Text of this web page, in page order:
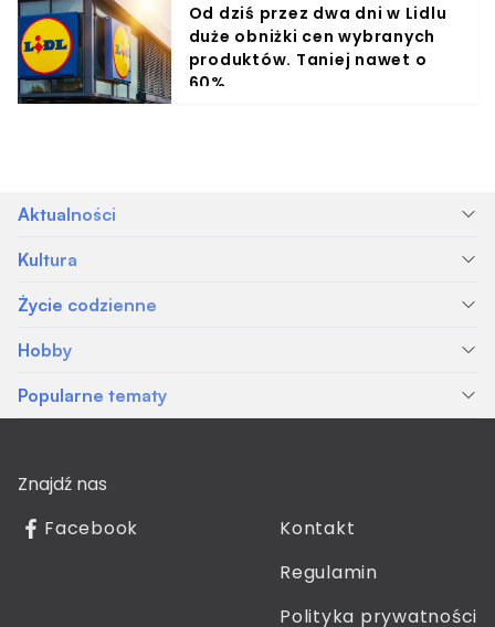
Od dziś przez dwa dni w Lidlu
duże obniżki cen wybranych
produktów. Taniej nawet o
60%
Aktualności
Kultura
Życie codzienne
Hobby
Popularne tematy
Znajdź nas
Facebook
Kontakt
Regulamin
Polityka prywatności